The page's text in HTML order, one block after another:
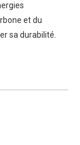
et du
sa durabilité.